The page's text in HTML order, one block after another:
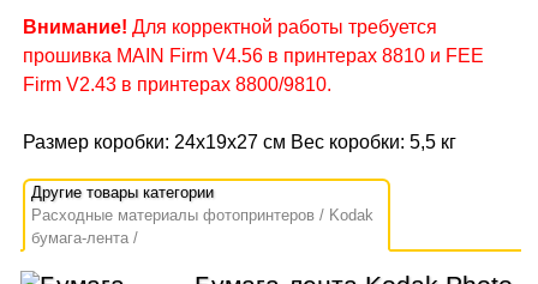
Внимание! Для корректной работы требуется
прошивка MAIN Firm V4.56 в принтерах 8810 и FEE
Firm V2.43 в принтерах 8800/9810.
Размер коробки: 24х19х27 см Вес коробки: 5,5 кг
Расходные материалы фотопринтеров
Kodak
бумага-лента